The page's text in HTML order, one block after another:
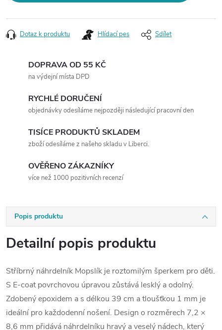
Dotaz k produktu Hlídací pes Sdílet
DOPRAVA OD 55 KČ
na výdejní místa DPD
RYCHLÉ DORUČENÍ
objednávky odesíláme nejpozději následující pracovní den
TISÍCE PRODUKTŮ SKLADEM
zboží odesíláme z našeho skladu v Liberci.
OVĚŘENO ZÁKAZNÍKY
více než 1000 pozitivních recenzí
Popis produktu
Detailní popis produktu
Stříbrný náhrdelník Mopslík je roztomilým šperkem pro děti.
S E-coat povrchovou úpravou zůstává lesklý a odolný.
Zdobený epoxidem a s délkou 39 cm a tloušťkou 1 mm je
ideální pro každodenní nošení. Design o rozměrech 7,2 ×
8,6 mm přidává náhrdelníku hravý a veselý nádech, který